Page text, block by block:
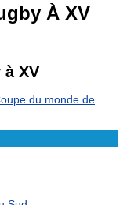
À XV
XV
du monde de